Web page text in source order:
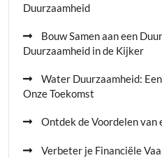
Duurzaamheid
Bouw Samen aan een
Duurzaamheid in de Kijker
Water Duurzaamheid:
Onze Toekomst
Ontdek de Voordelen van
Verbeter je Financiële